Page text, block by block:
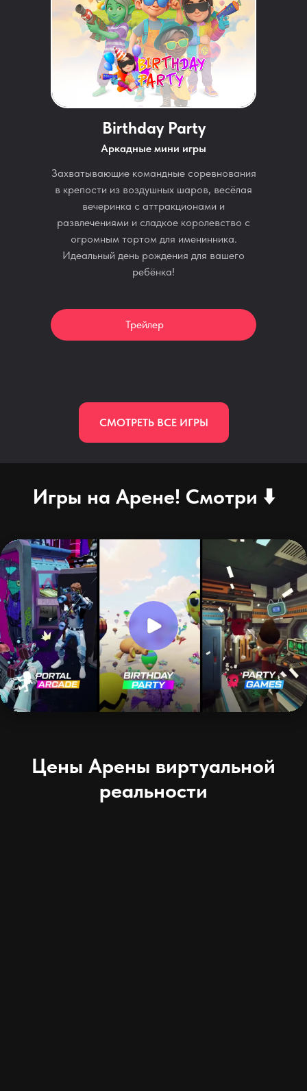
Трейлер
Захватывающие командные соревнования
в крепости из воздушных шаров, весёлая
вечеринка с аттракционами и
развлечениями и сладкое королевство с
огромным тортом для именинника.
Идеальный день рождения для вашего
ребёнка!
Аркадные мини игры
Birthday Party
СМОТРЕТЬ ВСЕ ИГРЫ
Игры на Арене! Смотри ⬇️
Цены Арены виртуальной
реальности